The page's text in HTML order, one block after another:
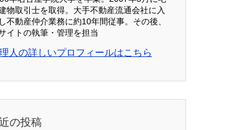
物取引士を取得。大手不動産流通会社に入
不動産仲介業務に約10年間従事。その後、
イトの執筆・管理を担当
人の詳しいプロフィールはこちら
の投稿